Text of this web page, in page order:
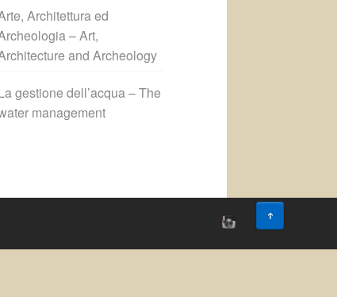
Architettura ed
– Art,
and Archeology
gestione dell’acqua – The
management
↑